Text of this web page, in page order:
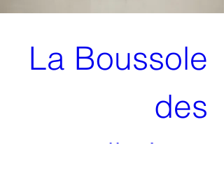
La Boussole
des
constellations